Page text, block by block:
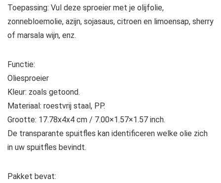
Toepassing: Vul deze sproeier met je olijfolie,
zonnebloemolie, azijn, sojasaus, citroen en limoensap, sherry
of marsala wijn, enz.
Functie:
Oliesproeier
Kleur: zoals getoond.
Materiaal: roestvrij staal, PP.
Grootte: 17.78x4x4 cm / 7.00×1.57×1.57 inch.
De transparante spuitfles kan identificeren welke olie zich
in uw spuitfles bevindt.
Pakket bevat: